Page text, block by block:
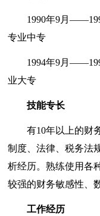
1990年9月——1993
专业中专
1994年9月——1998
业大专
技能专长
有10年以上的财务
制度、法律、税务法
析经历。熟练使用各
较强的财务敏感性、
工作经历